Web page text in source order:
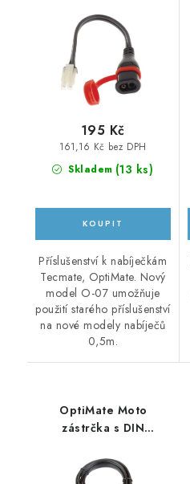
konektor SAE
Skladem (13 ks)
161,16 Kč bez DPH
195 Kč
Příslušenství k nabíječkám
Tecmate, OptiMate. Nový
model O-07 umožňuje
použití starého příslušenství
na nové modely nabíječů
0,5m.
OptiMate Moto
zástrčka s DIN